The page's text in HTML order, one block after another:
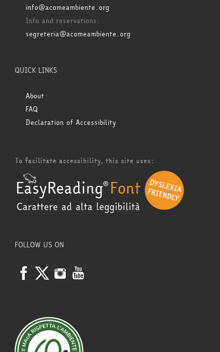
info@acomeambiente.org
Info and reservations:
segreteria@acomeambiente.org
QUICK LINKS
About
FAQ
Declaration of Accessibility
To facilitate accessibility, this site uses:
FOLLOW US ON